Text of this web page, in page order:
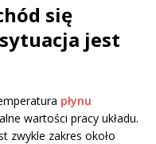
się
jest
płynu
wartości pracy układu.
zwykle zakres około